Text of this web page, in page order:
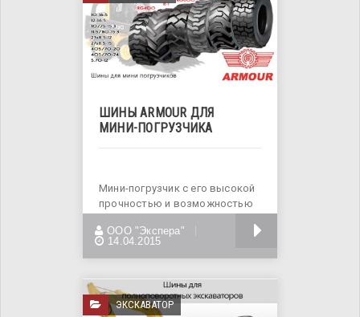
ШИНЫ ARMOUR ДЛЯ
МИНИ-ПОГРУЗЧИКА
Мини-погрузчик с его высокой
прочностью и возможностью
специальных
ООО "Экспера"
14.04.2015
ЭКСКАВАТОР